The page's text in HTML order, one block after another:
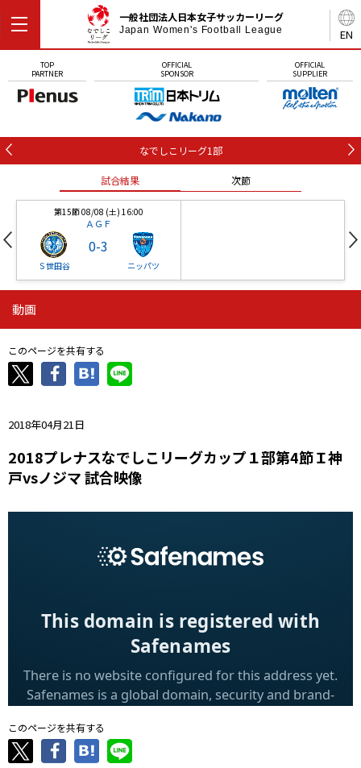
EN
一般社団法人日本女子サッカーリーグ
Japan Women's Football League
TOP
PARTNER
OFFICIAL
SPONSOR
OFFICIAL
SUPPLIER
なでしこリーグ1部
試合結果 次節
第15節 08/08 (土) 16:00
ＡＧＦ
Ｓ世田谷
0-3
ニッパツ
ニッパツ
ニッパツ
-
石人の星
動画
このページを共有する
2018年04月21日
2018プレナスなでしこリーグカップ１部第4節Ｉ神
戸vsノジマ 試合映像
このページを共有する